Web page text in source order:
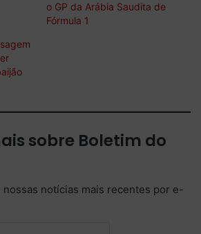
o GP da Arábia Saudita de
Fórmula 1
sobre Boletim do
notícias mais recentes por e-